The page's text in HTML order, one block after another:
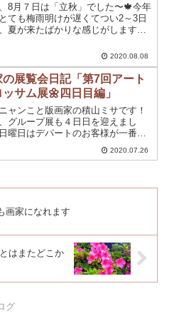
8月７日は「立秋」でした〜🍁今年
ても梅雨明けが遅くてつい2～3日
夏が来たばかりな感じがします。
い〜？夏至と秋分のちょうど中間
日から立冬の前日までが「秋期」
んですって！( ...
2020.08.08
の展覧会日記「第7回アート
ッサム展🌼四日目編」
ャンこと版画家の積山ミサです！
グループ展も４日日を迎えまし
曜日はデパートのお客様が一番多
しかも、4連休の最後の日ということ
って、賑わっていました。ギャラリ
2020.07.26
画家になれます
はまたどこか
グ